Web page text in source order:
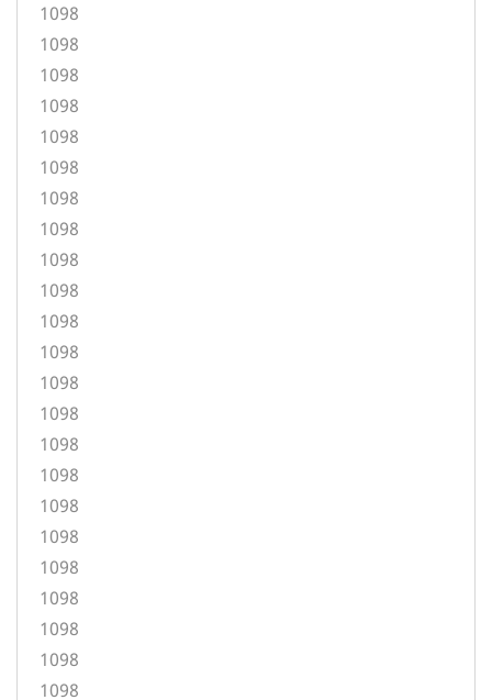
1098
1098
1098
1098
1098
1098
1098
1098
1098
1098
1098
1098
1098
1098
1098
1098
1098
1098
1098
1098
1098
1098
1098